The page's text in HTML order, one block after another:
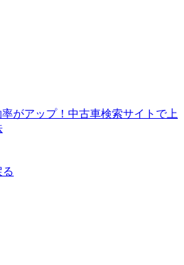
がアップ！中古車検索サイトで上